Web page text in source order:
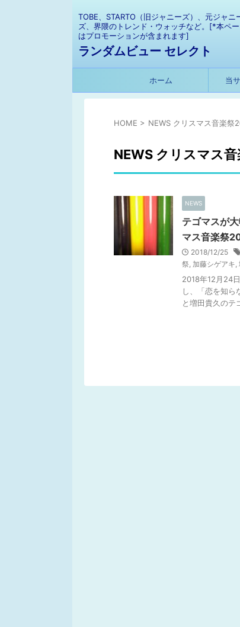
TOBE、STARTO（旧ジャニーズ）、元ジャニ
ズ、界隈のトレンド・ウォッチなど。[*本ペー
はプロモーションが含まれます]
ランダムビュー セレクト
ホーム 当
HOME > NEWS クリスマス音楽祭
NEWS クリスマス
NEWS
テゴマスが
マス音楽祭
2018/12/25
祭, 加藤シゲアキ,
2018年12月24
し、「恋を知
と増田貴久のテ